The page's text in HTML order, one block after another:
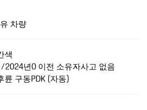
차량
색
2024년0 이전 소유자사고 없음
륜 구동PDK (자동)